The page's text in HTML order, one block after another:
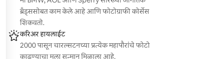
ब्रँड्ससोबत काम केले आहे आणि फोटोग्राफी कोर्सेस
शिकवतो.
करिअर हायलाईट
2000 पासून चारल्सटनच्या प्रत्येक महापौरांचे फोटो
काढण्याचा मला सन्मान मिळाला आहे.